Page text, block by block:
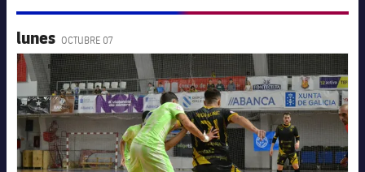
lunes OCTUBRE 07
FC Barcelona club badge